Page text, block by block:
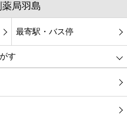
局羽島
最寄駅・バス停
す